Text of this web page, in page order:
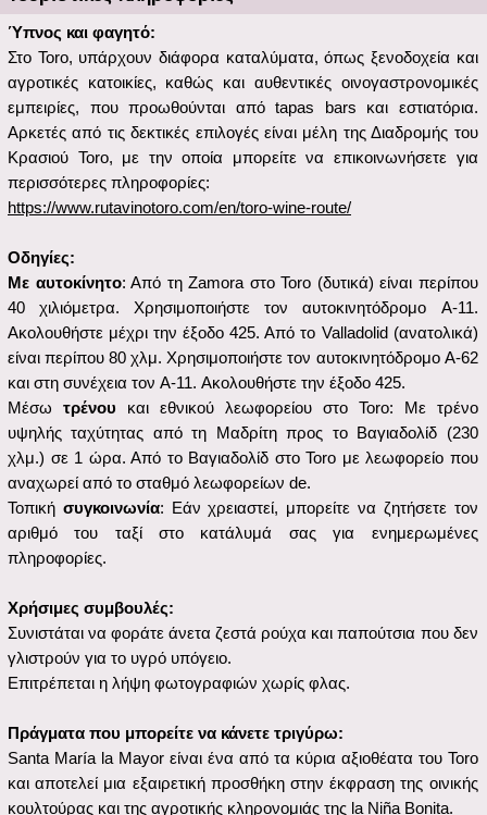
το επισκεφθείτε και να ανακαλύψετε την οινική κουλτούρα του
Τόρο.
Ποια άλλη περιοχή είναι καλύτερη;
Κανένα άλλο μέρος δεν μπορεί να αναδείξει καλύτερα την οινική
το La Niña Bonita αποτελεί πολύτιμη εκπροσώπηση.
Τι είναι η RUTA DEL TINTO DE TORO;
Η διαδρομή του κρασιού Toro είναι μια ένωση που
δημιουργήθηκε με σκοπό να συνδέσει τον κόσμο του κρασιού,
και συγκεκριμένα του κρασιού Toro, με την ιστορία, την
επιχειρήσεων, που αισθάνονται την ανάγκη να συνεργαστούν
για να δημιουργήσουν μια διαδρομή στην οποία θα προσφέρουν
προσωπικές, μοναδικές εμπειρίες που "αφήνουν το στίγμα τους".
Τι κάνει το Tinto de Toro τόσο ξεχωριστό;
κρασιά. Η γεύση τους ξεχωρίζει για τα άγρια φρούτα και ένα
άρωμα φράουλας. Αυτός είναι ο λόγος για τον οποίο αυτά τα
κρασιά Toro έχουν γίνει ένα από τα πιο επιθυμητά ερυθρά
κρασιά στον κόσμο.
Πού μπορώ να αγοράσω το κρασί Tinto;
οινοποιεία, ηλεκτρονικές πωλήσεις κ.λπ.
Legal Notice Privacy Policy
Licensed under:
however those of the author(s) only and do not necessarily reflect
those of the European Union or the European Education and
Culture Executive Agency (EACEA). Neither the European Union
nor EACEA can be held responsible for them.